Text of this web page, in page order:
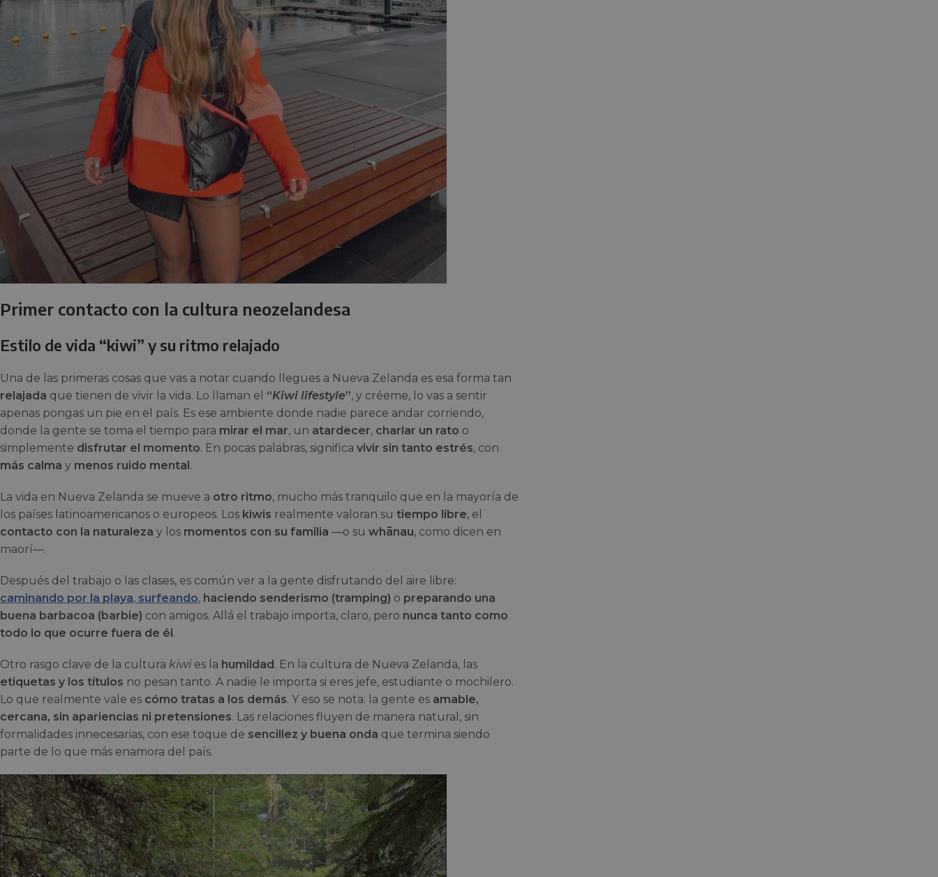
Primer contacto con la cultura neozelandesa
Estilo de vida “kiwi” y su ritmo relajado
Una de las primeras cosas que vas a notar cuando llegues a Nueva Zelanda es esa forma tan
relajada que tienen de vivir la vida. Lo llaman el “Kiwi lifestyle”, y créeme, lo vas a sentir
apenas pongas un pie en el país. Es ese ambiente donde nadie parece andar corriendo,
donde la gente se toma el tiempo para mirar el mar, un atardecer, charlar un rato o
simplemente disfrutar el momento. En pocas palabras, significa vivir sin tanto estrés, con
más calma y menos ruido mental.
La vida en Nueva Zelanda se mueve a otro ritmo, mucho más tranquilo que en la mayoría de
los países latinoamericanos o europeos. Los kiwis realmente valoran su tiempo libre, el
contacto con la naturaleza y los momentos con su familia —o su whānau, como dicen en
maorí—.
Después del trabajo o las clases, es común ver a la gente disfrutando del aire libre:
caminando por la playa, surfeando, haciendo senderismo (tramping) o preparando una
buena barbacoa (barbie) con amigos. Allá el trabajo importa, claro, pero nunca tanto como
todo lo que ocurre fuera de él.
Otro rasgo clave de la cultura kiwi es la humildad. En la cultura de Nueva Zelanda, las
etiquetas y los títulos no pesan tanto. A nadie le importa si eres jefe, estudiante o mochilero.
Lo que realmente vale es cómo tratas a los demás. Y eso se nota: la gente es amable,
cercana, sin apariencias ni pretensiones. Las relaciones fluyen de manera natural, sin
formalidades innecesarias, con ese toque de sencillez y buena onda que termina siendo
parte de lo que más enamora del país.